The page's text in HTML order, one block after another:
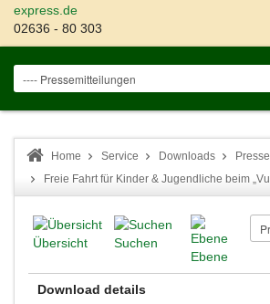
express.de
02636 - 80 303
Home Service Downloads
Freie Fahrt für Kinder & Jugendliche beim
Übersicht
Suchen
Ebene
Download details